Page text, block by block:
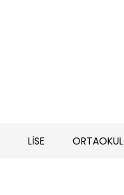
LİSE ORTAOKUL